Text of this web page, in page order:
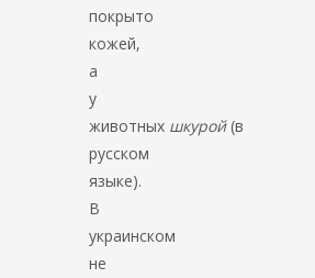
покрыто
кожей,
а
у
животных шкурой(в
русском
языке).
В
украинском
не